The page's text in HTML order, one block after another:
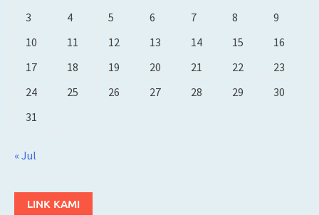
3
4 5 6 7 8
9
10
11 12 13 14 15
16
17
18 19 20 21 22
23
24
25 26 27 28 29
30
31
« Jul
LINK KAMI